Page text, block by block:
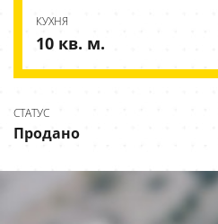
КУХНЯ
10 кв. м.
СТАТУС
Продано